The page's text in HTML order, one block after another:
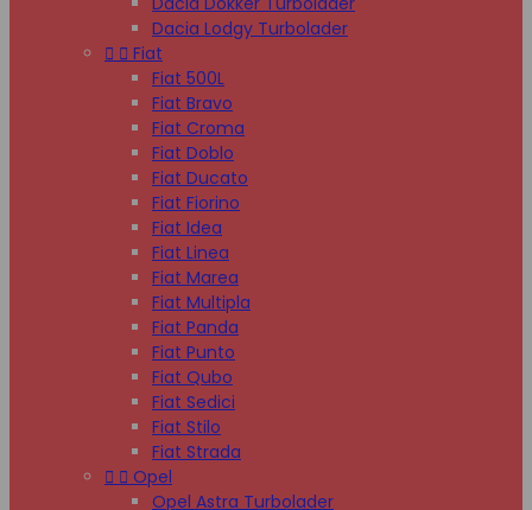
Dacia Lodgy Turbolader
  Fiat
Fiat 500L
Fiat Bravo
Fiat Croma
Fiat Doblo
Fiat Ducato
Fiat Fiorino
Fiat Idea
Fiat Linea
Fiat Marea
Fiat Multipla
Fiat Panda
Fiat Punto
Fiat Qubo
Fiat Sedici
Fiat Stilo
Fiat Strada
  Opel
Opel Astra Turbolader